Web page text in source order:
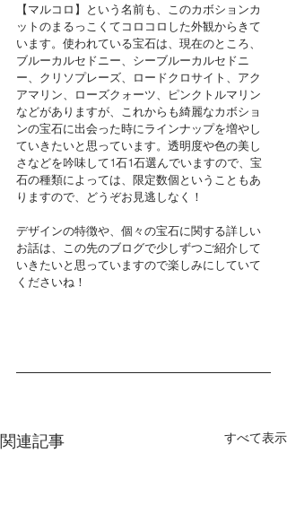
【マルコロ】という名前も、このカボションカ
ットのまるっこくてコロコロした外観からきて
います。使われている宝石は、現在のところ、
ブルーカルセドニー、シーブルーカルセドニ
ー、クリソプレーズ、ロードクロサイト、アク
アマリン、ローズクォーツ、ピンクトルマリン
などがありますが、これからも綺麗なカボショ
ンの宝石に出会った時にラインナップを増やし
ていきたいと思っています。透明度や色の美し
さなどを吟味して1石1石選んでいますので、宝
石の種類によっては、限定数個ということもあ
りますので、どうぞお見逃しなく！
デザインの特徴や、個々の宝石に関する詳しい
お話は、この先のブログで少しずつご紹介して
いきたいと思っていますので楽しみにしていて
くださいね！
関連記事 すべて表示